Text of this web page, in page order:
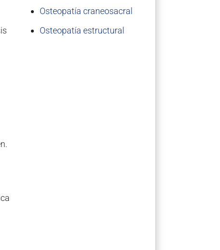
Osteopatía craneosacral
Osteopatía estructural